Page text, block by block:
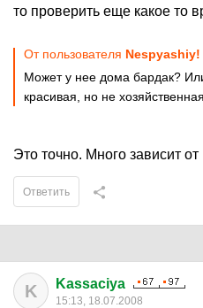
то проверить еще какое то
От пользователя Nespyashiy!
Может у нее дома бардак?
красивая, но не хозяйственная.
Это точно. Много зависит
Ответить
K Kassaciya
15:13, 18.07.2008